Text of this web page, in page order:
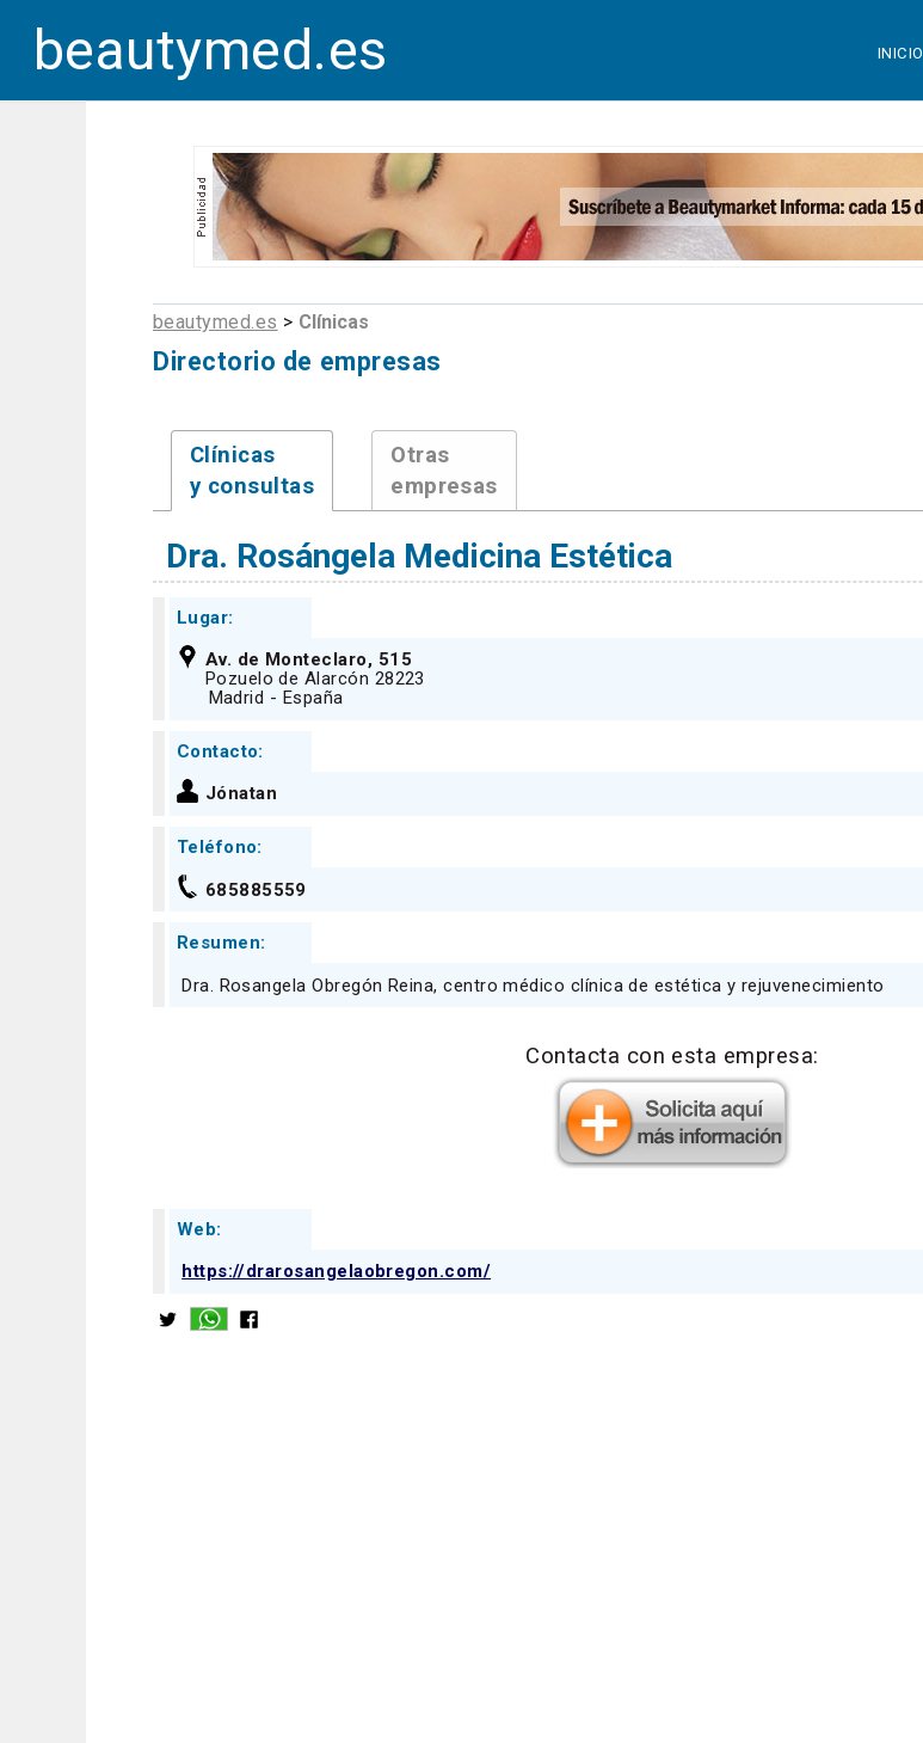
beautymed.es INICIO
beautymed.es > Clínicas
Directorio de empresas
Clínicas
y consultas
Otras
empresas
Dra. Rosángela Medicina Estética
Lugar:
Av. de Monteclaro, 515
Pozuelo de Alarcón 28223
Madrid - España
Contacto:
Jónatan
Teléfono:
685885559
Resumen:
Dra. Rosangela Obregón Reina, centro médico clínica de estética y rejuvenecimiento
Contacta con esta empresa:
Web:
https://drarosangelaobregon.com/